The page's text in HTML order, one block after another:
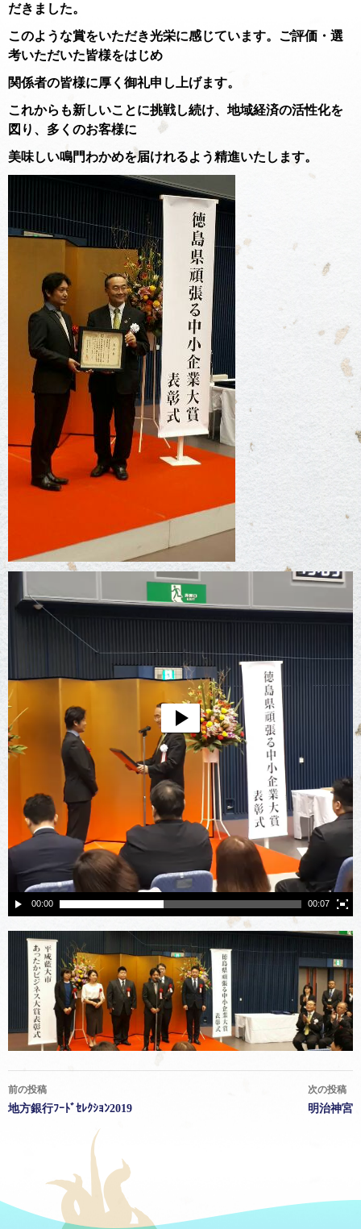
だきました。
このような賞をいただき光栄に感じています。ご評価・選
考いただいた皆様をはじめ
関係者の皆様に厚く御礼申し上げます。
これからも新しいことに挑戦し続け、地域経済の活性化を
図り、多くのお客様に
美味しい鳴門わかめを届けれるよう精進いたします。
00:00 00:07
投
ビ
前の投稿
地方銀行ﾌｰﾄﾞｾﾚｸｼｮﾝ2019
次の投稿
明治神宮